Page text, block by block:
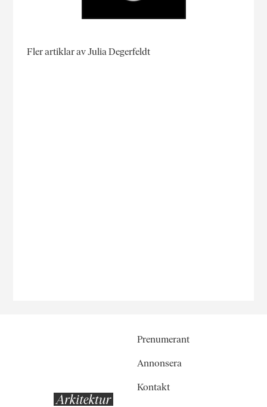
Fler artiklar av Julia Degerfeldt
Prenumerant
Annonsera
Kontakt